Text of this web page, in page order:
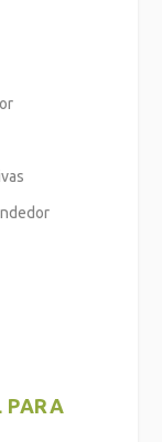
PARA